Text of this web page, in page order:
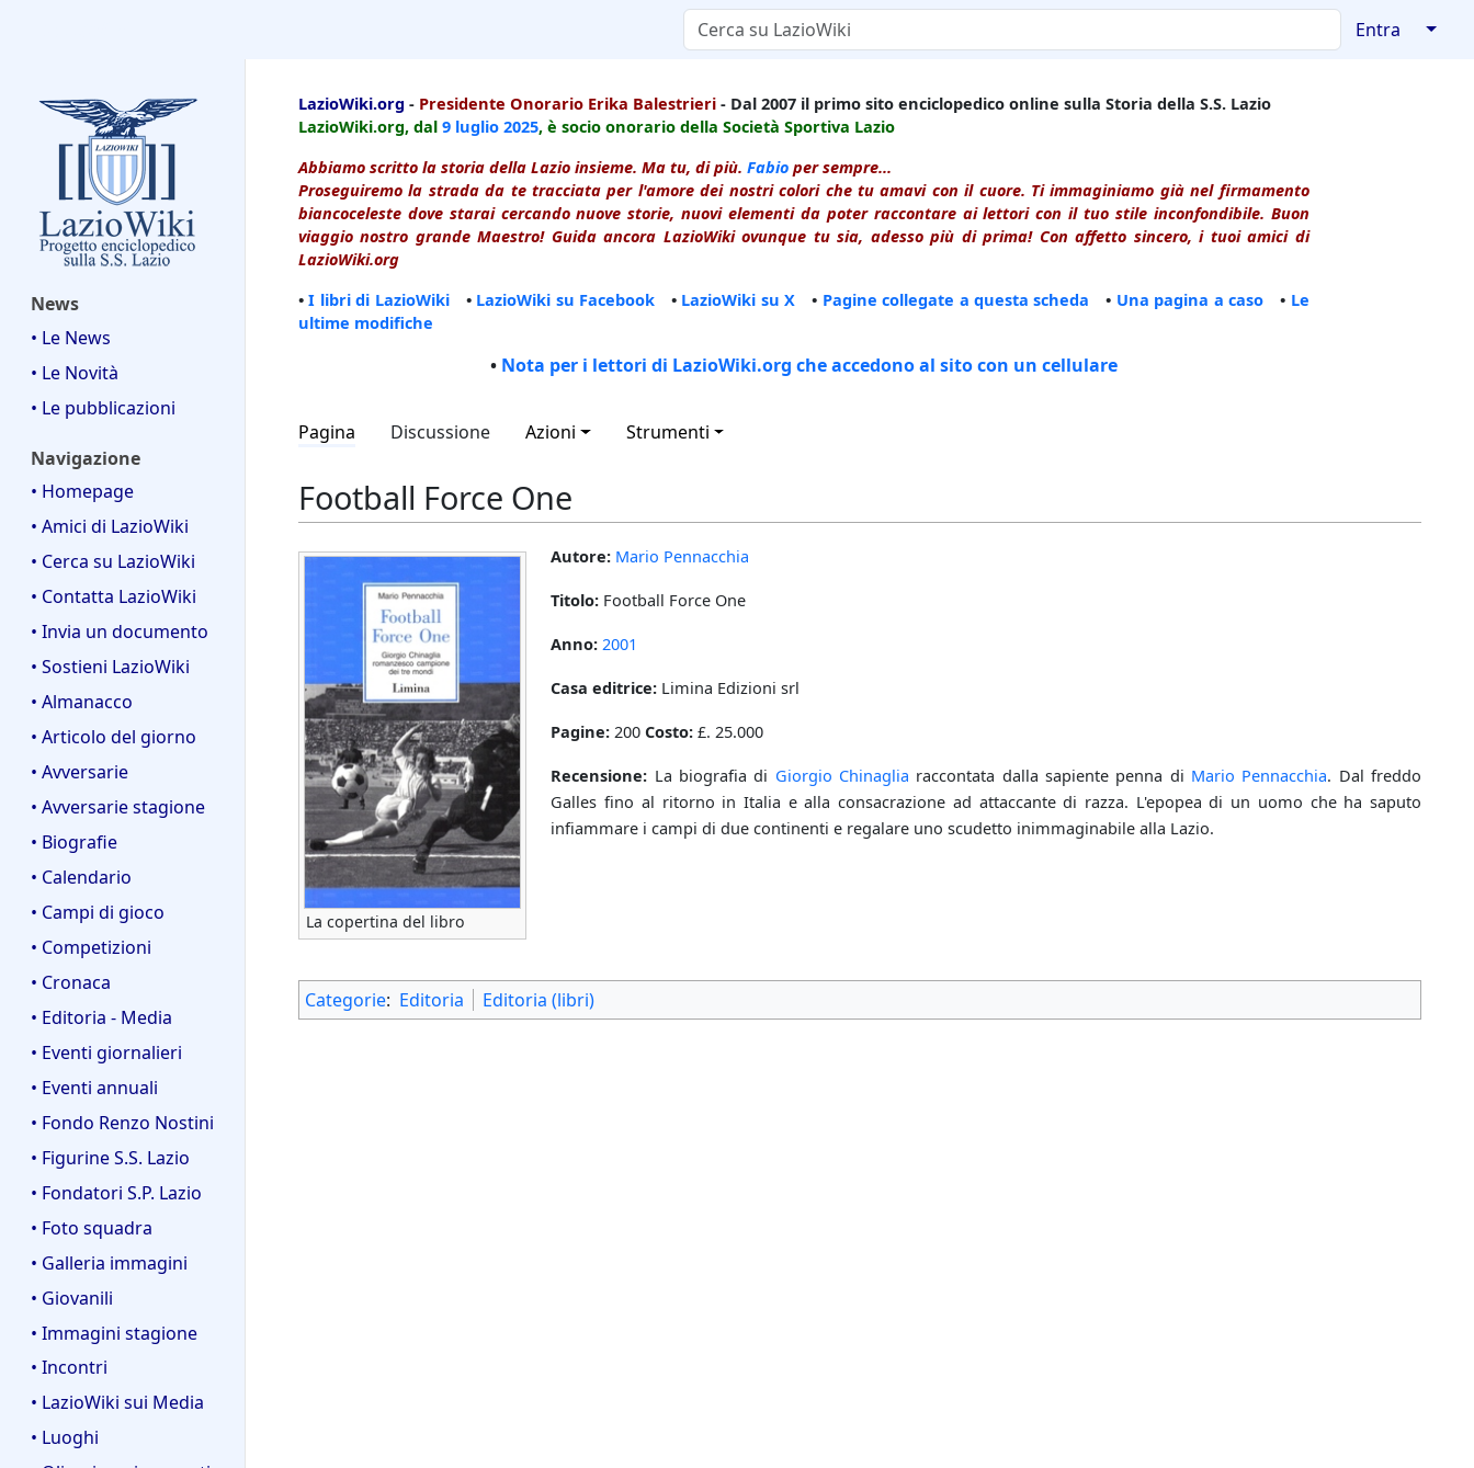
Entra ↓
News
• Le News
• Le Novità
• Le pubblicazioni
Navigazione
• Homepage
• Amici di LazioWiki
• Cerca su LazioWiki
• Contatta LazioWiki
• Invia un documento
• Sostieni LazioWiki
• Almanacco
• Articolo del giorno
• Avversarie
• Avversarie stagione
• Biografie
• Calendario
• Campi di gioco
• Competizioni
• Cronaca
• Editoria - Media
• Eventi giornalieri
• Eventi annuali
• Fondo Renzo Nostini
• Figurine S.S. Lazio
• Fondatori S.P. Lazio
• Foto squadra
• Galleria immagini
• Giovanili
• Immagini stagione
• Incontri
• LazioWiki sui Media
• Luoghi
LazioWiki.org - Presidente Onorario Erika Balestrieri - Dal 2007 il primo sito enciclopedico online sulla Storia della S.S. Lazio
LazioWiki.org, dal 9 luglio 2025, è socio onorario della Società Sportiva Lazio
Abbiamo scritto la storia della Lazio insieme. Ma tu, di più. Fabio per sempre...
Proseguiremo la strada da te tracciata per l'amore dei nostri colori che tu amavi con il cuore. Ti immaginiamo già nel firmamento
biancoceleste dove starai cercando nuove storie, nuovi elementi da poter raccontare ai lettori con il tuo stile inconfondibile. Buon
viaggio nostro grande Maestro! Guida ancora LazioWiki ovunque tu sia, adesso più di prima! Con affetto sincero, i tuoi amici di
LazioWiki.org
•I libri di LazioWiki• LazioWiki su Facebook • LazioWiki su X • Pagine collegate a questa scheda • Una pagina a caso • Le
ultime modifiche
• Nota per i lettori di LazioWiki.org che accedono al sito con un cellulare
Pagina Discussione Azioni Strumenti
Football Force One
La copertina del libro
Autore: Mario Pennacchia
Titolo: Football Force One
Anno: 2001
Casa editrice: Limina Edizioni srl
Pagine: 200Costo: £. 25.000
Recensione: La biografia di Giorgio Chinaglia raccontata dalla sapiente penna di Mario Pennacchia. Dal freddo
Galles fino al ritorno in Italia e alla consacrazione ad attaccante di razza. L'epopea di un uomo che ha saputo
infiammare i campi di due continenti e regalare uno scudetto inimmaginabile alla Lazio.
Categorie: Editoria Editoria (libri)